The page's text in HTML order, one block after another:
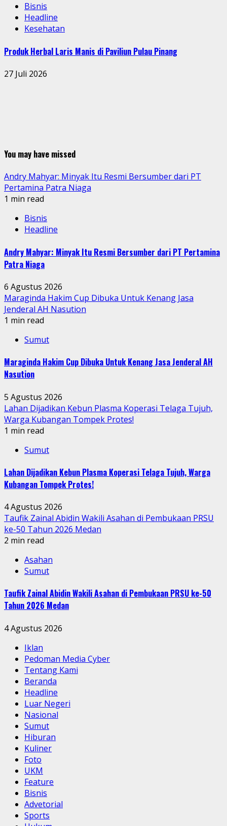
Bisnis
Headline
Kesehatan
Produk Herbal Laris Manis di Paviliun Pulau Pinang
27 Juli 2026
You may have missed
Andry Mahyar: Minyak Itu Resmi Bersumber dari PT
Pertamina Patra Niaga
1 min read
Bisnis
Headline
Andry Mahyar: Minyak Itu Resmi Bersumber dari PT Pertamina
Patra Niaga
6 Agustus 2026
Maraginda Hakim Cup Dibuka Untuk Kenang Jasa
Jenderal AH Nasution
1 min read
Sumut
Maraginda Hakim Cup Dibuka Untuk Kenang Jasa Jenderal AH
Nasution
5 Agustus 2026
Lahan Dijadikan Kebun Plasma Koperasi Telaga Tujuh,
Warga Kubangan Tompek Protes!
1 min read
Sumut
Lahan Dijadikan Kebun Plasma Koperasi Telaga Tujuh, Warga
Kubangan Tompek Protes!
4 Agustus 2026
Taufik Zainal Abidin Wakili Asahan di Pembukaan PRSU
ke-50 Tahun 2026 Medan
2 min read
Asahan
Sumut
Taufik Zainal Abidin Wakili Asahan di Pembukaan PRSU ke-50
Tahun 2026 Medan
4 Agustus 2026
Iklan
Pedoman Media Cyber
Tentang Kami
Beranda
Headline
Luar Negeri
Nasional
Sumut
Hiburan
Kuliner
Foto
UKM
Feature
Bisnis
Advetorial
Sports